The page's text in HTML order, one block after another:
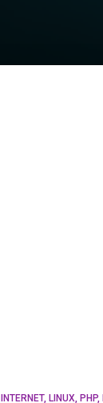
INTERNET LINUX PHP